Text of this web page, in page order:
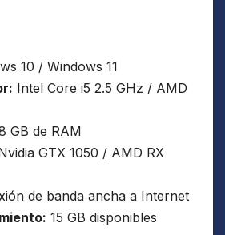
10 / Windows 11
Intel Core i5 2.5 GHz / AMD
GB de RAM
GTX 1050 / AMD RX
de banda ancha a Internet
15 GB disponibles